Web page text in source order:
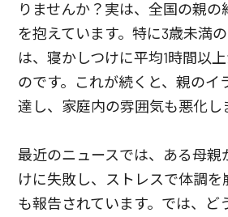
りませんか？実は、全国の親
を抱えています。特に3歳未満
は、寝かしつけに平均1時間以
のです。これが続くと、親のイ
達し、家庭内の雰囲気も悪化し
最近のニュースでは、ある母親
けに失敗し、ストレスで体調を
も報告されています。では、ど